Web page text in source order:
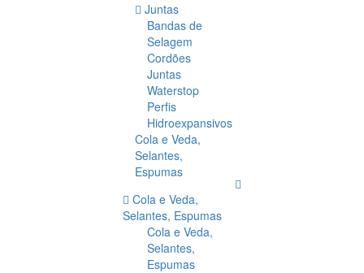
Juntas
Bandas de
Selagem
Cordões
Juntas
Waterstop
Perfis
Hidroexpansivos
Cola e Veda,
Selantes,
Espumas
Cola e Veda,
Selantes, Espumas
Cola e Veda,
Selantes,
Espumas